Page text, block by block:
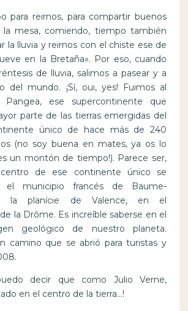
para reirnos, para compartir buenos
mesa, comiendo, tiempo también
la lluvia y reirnos con el chiste ese de
en la Bretaña». Por eso, cuando
de lluvia, salimos a pasear y a
del mundo. ¡Sí, oui, yes! Fuimos al
ese supercontinente que
parte de las tierras emergidas del
único de hace más de 240
(no soy buena en mates, ya os lo
un montón de tiempo!). Parece ser,
de ese continente único se
el municipio francés de Baume-
la planície de Valence, en el
la Drôme. Es increíble saberse en el
geológico de nuestro planeta.
camino que se abrió para turistas y
decir que como Julio Verne,
en el centro de la tierra…!